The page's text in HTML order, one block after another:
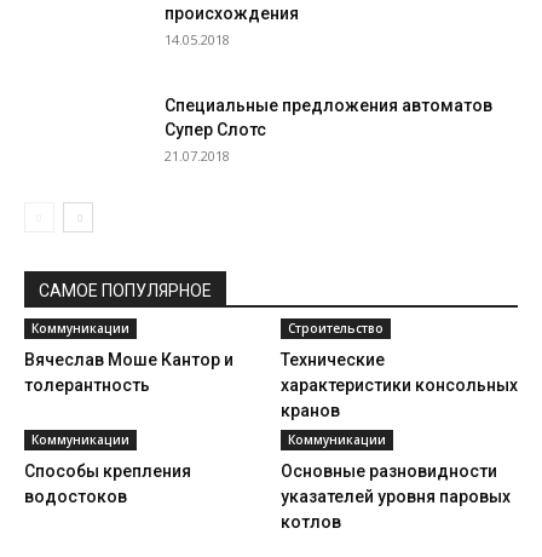
происхождения
14.05.2018
Специальные предложения автоматов
Супер Слотс
21.07.2018
САМОЕ ПОПУЛЯРНОЕ
Коммуникации
Вячеслав Моше Кантор и
толерантность
Строительство
Технические
характеристики консольных
кранов
Коммуникации
Способы крепления
водостоков
Коммуникации
Основные разновидности
указателей уровня паровых
котлов